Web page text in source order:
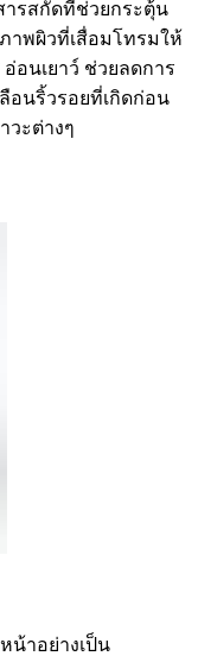
ารสกัดที่ช่วยกระตุ้น
าพผิวที่เสื่อมโทรมให้
อนเยาว์ ช่วยลดการ
อนริ้วรอยที่เกิดก่อน
วะต่างๆ
น้าอย่างเป็น